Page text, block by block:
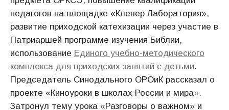
педагогов на площадке «Клевер Лаборатория»,
развитие приходской катехизации через участие в
Патриаршей программе изучения Библии,
использование Единого учебно-методического
комплекса для приходских занятий с детьми.
Председатель Синодального ОРОиК рассказал о
проекте «Киноуроки в школах России и мира».
Затронул тему урока «Разговоры о важном» и